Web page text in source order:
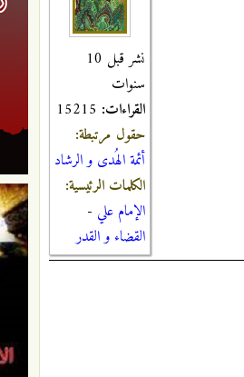
نشر قبل 10
سنوات
القراءات:
حقول مرتبطة:
أئمة الهُدى و الرشاد
الكلمات الرئيسية:
الإمام علي -
القضاء و القدر